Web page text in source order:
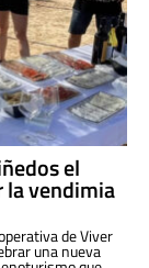
el
la vendimia
de Viver
una nueva